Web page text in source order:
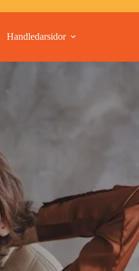
Handledarsidor